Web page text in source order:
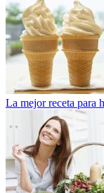
La mejor receta para